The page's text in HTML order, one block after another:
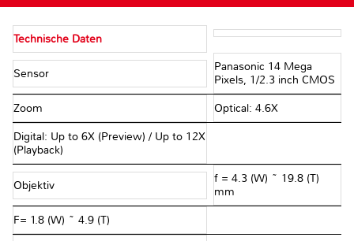
Technische Daten
Sensor
Panasonic 14 Mega
Pixels, 1/2.3 inch CMOS
Zoom Optical: 4.6X
Digital: Up to 6X (Preview) / Up to 12X
(Playback)
Objektiv
f = 4.3 (W) ~ 19.8 (T)
mm
F= 1.8 (W) ~ 4.9 (T)